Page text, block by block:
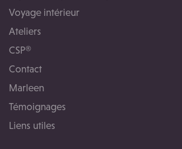
Voyage intérieur
Ateliers
CSP®
Contact
Marleen
Témoignages
Liens utiles